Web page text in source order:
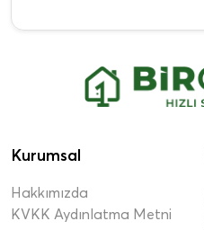
Kurumsal
Hakkımızda
KVKK Aydınlatma Metni